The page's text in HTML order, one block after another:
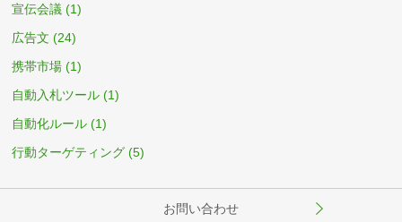
宣伝会議 (1)
広告文 (24)
携帯市場 (1)
自動入札ツール (1)
自動化ルール (1)
行動ターゲティング (5)
お問い合わせ